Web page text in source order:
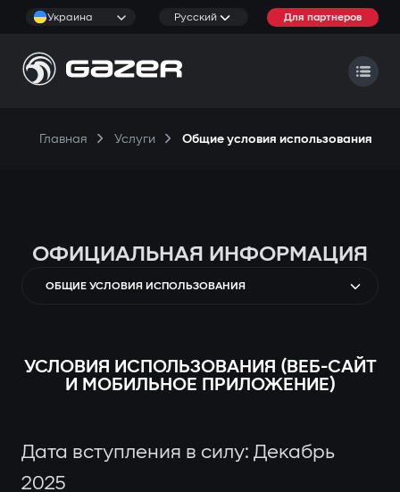
Украина Русский Для партнеров
Главная Услуги Общие условия использования
ОФИЦИАЛЬНАЯ ИНФОРМАЦИЯ
ОБЩИЕ УСЛОВИЯ ИСПОЛЬЗОВАНИЯ
УСЛОВИЯ ИСПОЛЬЗОВАНИЯ (ВЕБ-САЙТ
И МОБИЛЬНОЕ ПРИЛОЖЕНИЕ)
Дата вступления в силу: Декабрь
2025